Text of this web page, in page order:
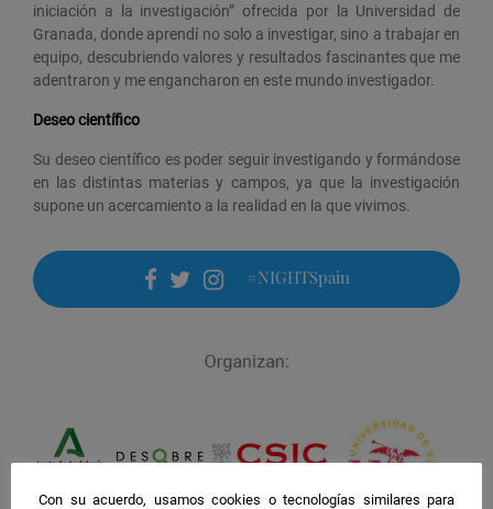
iniciación a la investigación” ofrecida por la Universidad de
Granada, donde aprendí no solo a investigar, sino a trabajar en
equipo, descubriendo valores y resultados fascinantes que me
adentraron y me engancharon en este mundo investigador.
Deseo científico
Su deseo científico es poder seguir investigando y formándose
en las distintas materias y campos, ya que la investigación
supone un acercamiento a la realidad en la que vivimos.
facebook
twitter
instagram
#NIGHTSpain
Con su acuerdo, usamos cookies o tecnologías similares para